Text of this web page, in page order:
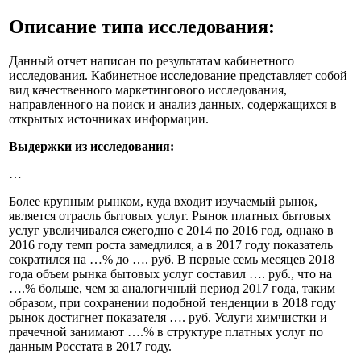
Описание типа исследования:
Данный отчет написан по результатам кабинетного
исследования. Кабинетное исследование представляет собой
вид качественного маркетингового исследования,
направленного на поиск и анализ данных, содержащихся в
открытых источниках информации.
Выдержки из исследования:
…
Более крупным рынком, куда входит изучаемый рынок,
является отрасль бытовых услуг. Рынок платных бытовых
услуг увеличивался ежегодно с 2014 по 2016 год, однако в
2016 году темп роста замедлился, а в 2017 году показатель
сократился на …% до …. руб. В первые семь месяцев 2018
года объем рынка бытовых услуг составил …. руб., что на
….% больше, чем за аналогичный период 2017 года, таким
образом, при сохранении подобной тенденции в 2018 году
рынок достигнет показателя …. руб. Услуги химчистки и
прачечной занимают ….% в структуре платных услуг по
данным Росстата в 2017 году.